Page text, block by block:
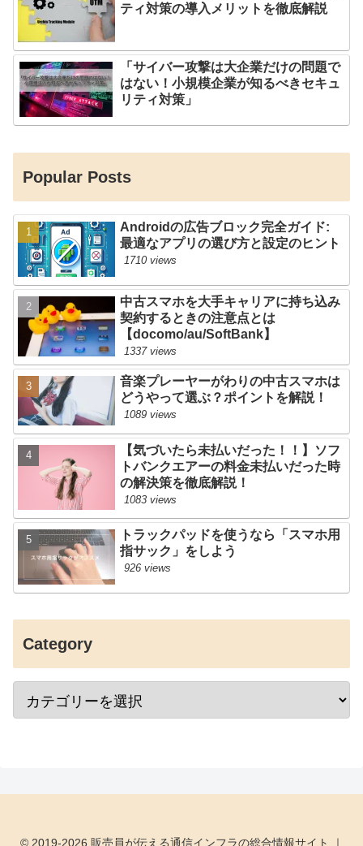
ティ対策の導入メリットを徹底解説
「サイバー攻撃は大企業だけの問題で
はない！小規模企業が知るべきセキュ
リティ対策」
Popular Posts
Androidの広告ブロック完全ガイド:
最適なアプリの選び方と設定のヒント
1710 views
中古スマホを大手キャリアに持ち込み
契約するときの注意点とは
【docomo/au/SoftBank】
1337 views
音楽プレーヤーがわりの中古スマホは
どうやって選ぶ？ポイントを解説！
1089 views
【気づいたら未払いだった！！】ソフ
トバンクエアーの料金未払いだった時
の解決策を徹底解説！
1083 views
トラックパッドを使うなら「スマホ用
指サック」をしよう
926 views
Category
© 2019-2026 販売員が伝える通信インフラの総合情報サイト ｜